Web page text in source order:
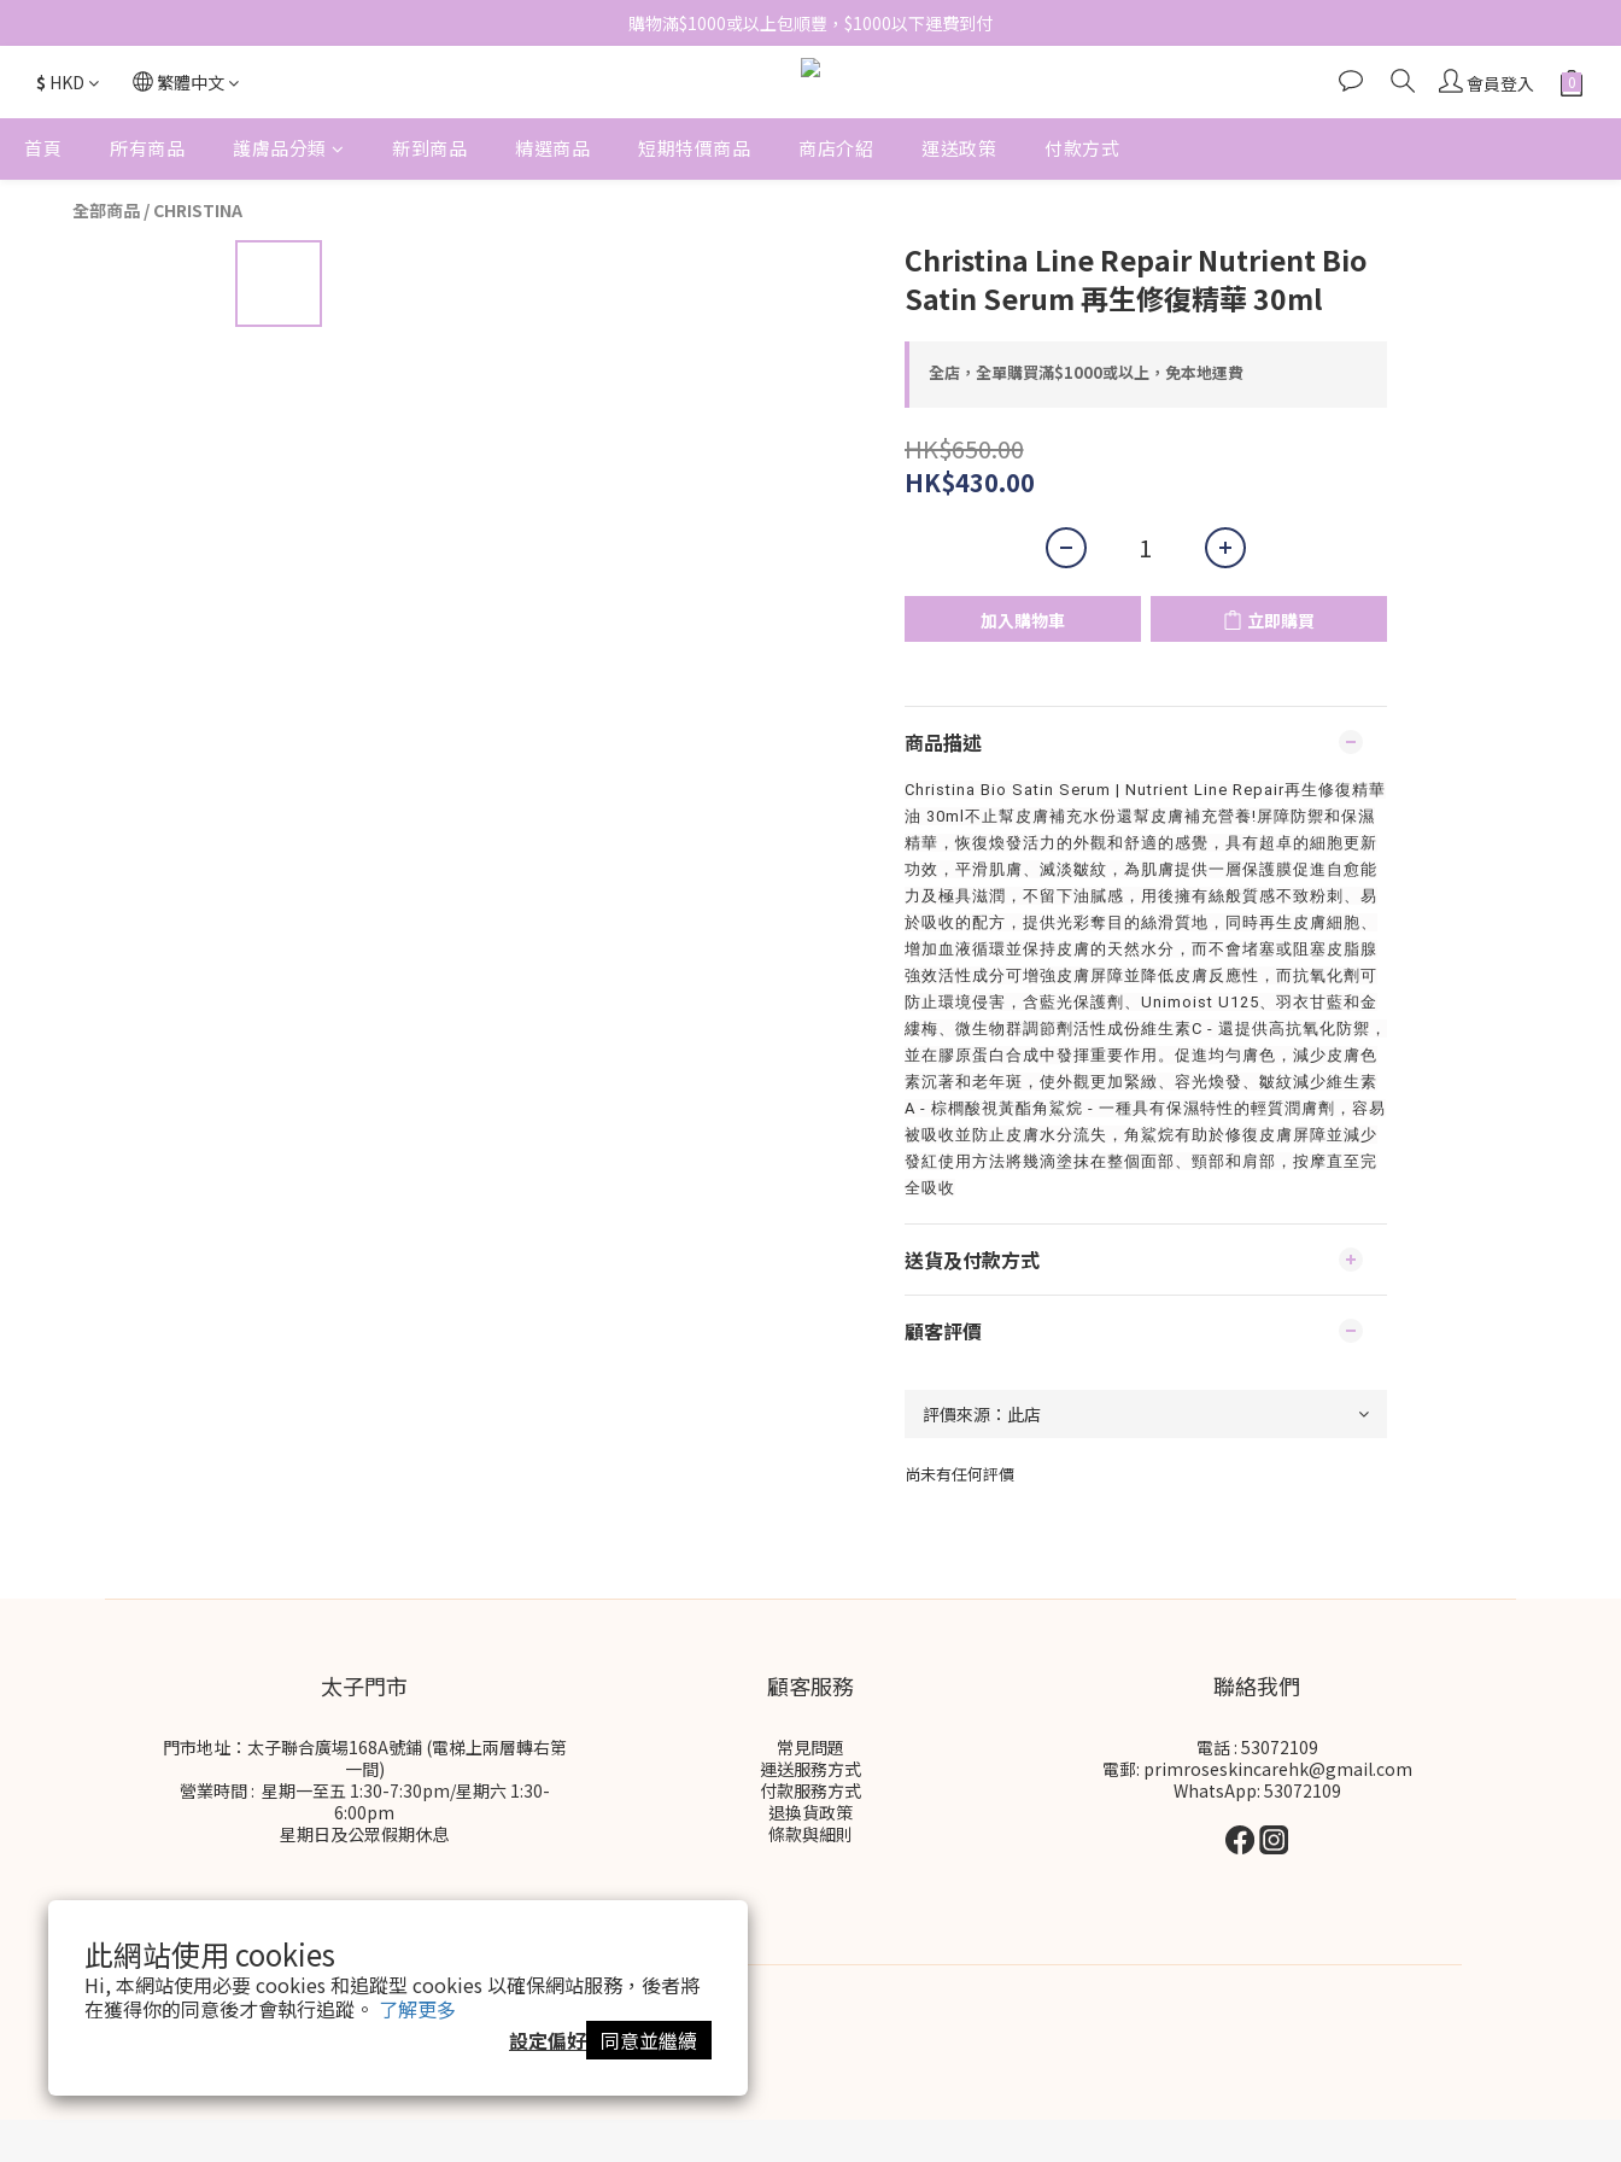
此網站使用 cookies
Hi, 本網站使用必要 cookies 和追蹤型 cookies 以確保網站服務，後者將
在獲得你的同意後才會執行追蹤。 了解更多
設定偏好 同意並繼續
網站免費登記會員，會員優惠價於結帳時自動扣減
購物滿$1000或以上包順豐，$1000以下運費到付
網站免費登記會員，會員優惠價於結帳時自動扣減
$ HKD 繁體中文 會員登入
首頁 所有商品 護膚品分類 新到商品 精選商品 短期特價商品 商店介紹 運送政策 付款方式
全部商品 / CHRISTINA
Christina Line Repair Nutrient Bio
Satin Serum 再生修復精華 30ml
全店，全單購買滿$1000或以上，免本地運費
HK$650.00
HK$430.00
加入購物車 立即購買
商品描述
Christina Bio Satin Serum | Nutrient Line Repair再生修復精華
油 30ml不止幫皮膚補充水份還幫皮膚補充營養!屏障防禦和保濕
精華，恢復煥發活力的外觀和舒適的感覺，具有超卓的細胞更新
功效，平滑肌膚、滅淡皺紋，為肌膚提供一層保護膜促進自愈能
力及極具滋潤，不留下油膩感，用後擁有絲般質感不致粉刺、易
於吸收的配方，提供光彩奪目的絲滑質地，同時再生皮膚細胞、
增加血液循環並保持皮膚的天然水分，而不會堵塞或阻塞皮脂腺
強效活性成分可增強皮膚屏障並降低皮膚反應性，而抗氧化劑可
防止環境侵害，含藍光保護劑、Unimoist U125、羽衣甘藍和金
縷梅、微生物群調節劑活性成份維生素C - 還提供高抗氧化防禦，
並在膠原蛋白合成中發揮重要作用。促進均勻膚色，減少皮膚色
素沉著和老年斑，使外觀更加緊緻、容光煥發、皺紋減少維生素
A - 棕櫚酸視黃酯角鯊烷 - 一種具有保濕特性的輕質潤膚劑，容易
被吸收並防止皮膚水分流失，角鯊烷有助於修復皮膚屏障並減少
發紅使用方法將幾滴塗抹在整個面部、頸部和肩部，按摩直至完
全吸收
送貨及付款方式
顧客評價
尚未有任何評價
太子門市
門市地址：太子聯合廣場168A號鋪 (電梯上兩層轉右第
一間)
營業時間 : 星期一至五 1:30-7:30pm/星期六 1:30-
6:00pm
星期日及公眾假期休息
顧客服務
常見問題
運送服務方式
付款服務方式
退換貨政策
條款與細則
聯絡我們
電話 : 53072109
電郵: primroseskincarehk@gmail.com
WhatsApp: 53072109
$HKD 繁體中文